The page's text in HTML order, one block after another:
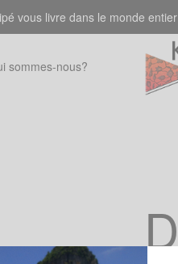
vous livre dans le monde
sommes-nous?